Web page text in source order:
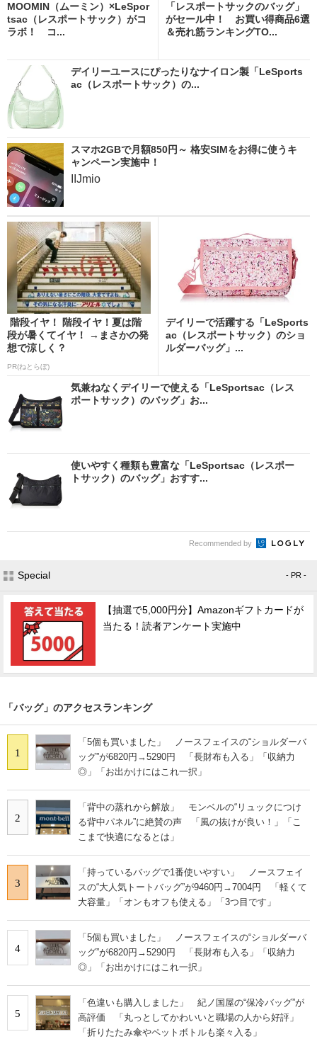
MOOMIN（ムーミン）×LeSpor
tsac（レスポートサック）がコ
ラボ！ コ...
「レスポートサックのバッグ」
がセール中！ お買い得商品6選
＆売れ筋ランキングTO...
デイリーユースにぴったりなナイロン製「LeSports
ac（レスポートサック）の...
スマホ2GBで月額850円～ 格安SIMをお得に使うキ
ャンペーン実施中！
IIJmio
階段イヤ！ 階段イヤ！夏は階
段が暑くてイヤ！ →まさかの発
想で涼しく？
PR(ねとらぼ)
デイリーで活躍する「LeSports
ac（レスポートサック）のショ
ルダーバッグ」...
気兼ねなくデイリーで使える「LeSportsac（レス
ポートサック）のバッグ」お...
使いやすく種類も豊富な「LeSportsac（レスポー
トサック）のバッグ」おすす...
Recommended by
Special - PR -
【抽選で5,000円分】Amazonギフトカードが
当たる！読者アンケート実施中
「バッグ」のアクセスランキング
1
「5個も買いました」 ノースフェイスの“ショルダーバ
ッグ”が6820円→5290円 「長財布も入る」「収納力
◎」「お出かけにはこれ一択」
2
「背中の蒸れから解放」 モンベルの“リュックにつけ
る背中パネル”に絶賛の声 「風の抜けが良い！」「こ
こまで快適になるとは」
3
「持っているバッグで1番使いやすい」 ノースフェイ
スの“大人気トートバッグ”が9460円→7004円 「軽くて
大容量」「オンもオフも使える」「3つ目です」
4
「5個も買いました」 ノースフェイスの“ショルダーバ
ッグ”が6820円→5290円 「長財布も入る」「収納力
◎」「お出かけにはこれ一択」
5
「色違いも購入しました」 紀ノ国屋の“保冷バッグ”が
高評価 「丸っとしてかわいいと職場の人から好評」
「折りたたみ傘やペットボトルも楽々入る」